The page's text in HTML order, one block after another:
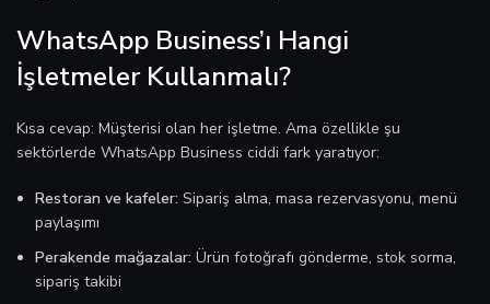
WhatsApp Business’ı Hangi
İşletmeler Kullanmalı?
Kısa cevap: Müşterisi olan her işletme. Ama özellikle şu
sektörlerde WhatsApp Business ciddi fark yaratıyor:
Restoran ve kafeler: Sipariş alma, masa rezervasyonu, menü
paylaşımı
Perakende mağazalar: Ürün fotoğrafı gönderme, stok sorma,
sipariş takibi